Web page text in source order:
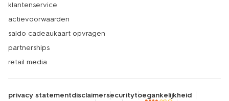
klantenservice
actievoorwaarden
saldo cadeaukaart opvragen
partnerships
retail media
privacy statementdisclaimersecuritytoegankelijkheid